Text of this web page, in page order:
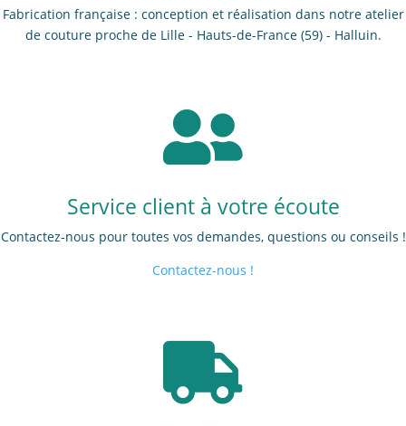
Fabrication française : conception et réalisation dans notre atelier
de couture proche de Lille - Hauts-de-France (59) - Halluin.

Service client à votre écoute
Contactez-nous pour toutes vos demandes, questions ou conseils !
Contactez-nous !
